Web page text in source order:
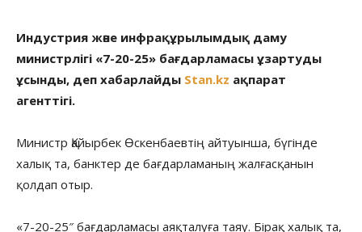
Индустрия және инфрақұрылымдық даму
министрлігі «7-20-25» бағдарламасы ұзартуды
ұсынды, деп хабарлайды Stan.kz ақпарат
агенттігі.
Министр Қайырбек Өскенбаевтің айтуынша, бүгінде
халық та, банктер де бағдарламаның жалғасқанын
қолдап отыр.
«7-20-25″ бағдарламасы аяқталуға таяу. Бірақ халық та,